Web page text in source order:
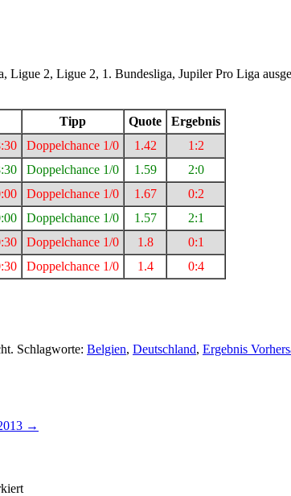
2, Ligue 2, 1. Bundesliga, Jupiler Pro Liga
Tipp Quote
Ergebnis
Doppelchance 1/0 1.42
1:2
Doppelchance 1/0 1.59
2:0
Doppelchance 1/0 1.67
0:2
Doppelchance 1/0 1.57
2:1
Doppelchance 1/0 1.8
0:1
Doppelchance 1/0 1.4 0:4
Schlagworte: Belgien, Deutschland, Ergebnis
→